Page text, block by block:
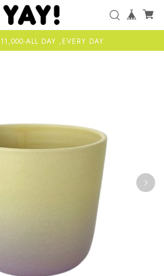
ALL DAY ,EVERY DAY